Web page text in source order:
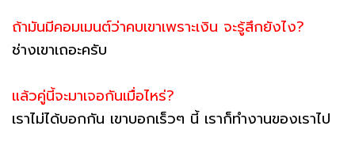
ถ้ามันมีคอมเมนต์ว่าคบเขาเพราะเงิน จะรู้สึกยังไง?
ช่างเขาเถอะครับ
แล้วคู่นี้จะมาเจอกันเมื่อไหร่?
เราไม่ได้บอกกัน เขาบอกเร็วๆ นี้ เราก็ทำงานของเราไป